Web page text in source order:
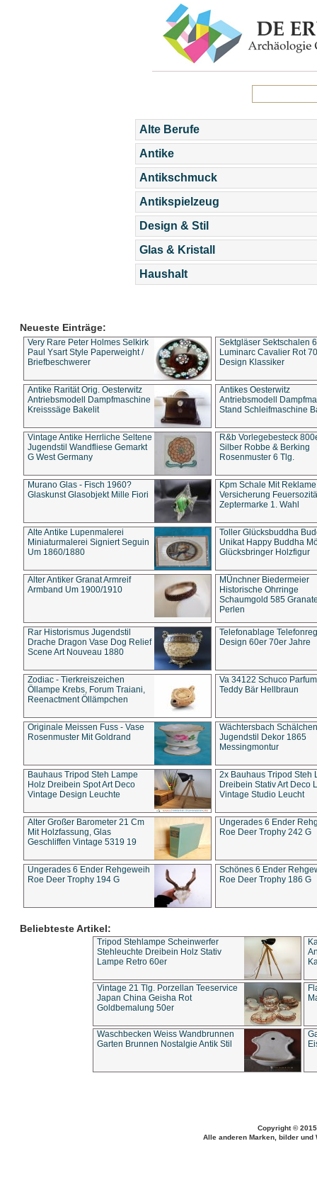
Alte Berufe
Antike
Antikschmuck
Antikspielzeug
Design & Stil
Glas & Kristall
Haushalt
Neueste Einträge:
Very Rare Peter Holmes Selkirk
Paul Ysart Style Paperweight /
Briefbeschwerer
Sektgläser Sektschalen
Luminarc Cavalier Rot
Design Klassiker
Antike Rarität Orig. Oesterwitz
Antriebsmodell Dampfmaschine
Kreisssäge Bakelit
Antikes Oesterwitz
Antriebsmodell
Stand Schleifmaschine
Vintage Antike Herrliche Seltene
Jugendstil Wandfliese Gemarkt
G West Germany
R&b Vorlegebesteck
Silber Robbe & Berking
Rosenmuster 6 Tlg.
Murano Glas - Fisch 1960?
Glaskunst Glasobjekt Mille Fiori
Kpm Schale Mit Reklame
Versicherung
Zeptermarke 1. Wahl
Alte Antike Lupenmalerei
Miniaturmalerei Signiert Seguin
Um 1860/1880
Toller Glücksbuddha
Unikat Happy Buddha
Glücksbringer Holzfigur
Alter Antiker Granat Armreif
Armband Um 1900/1910
MÜnchner Biedermeier
Historische Ohrringe
Schaumgold 585
Perlen
Rar Historismus Jugendstil
Drache Dragon Vase Dog Relief
Scene Art Nouveau 1880
Telefonablage
Design 60er 70er Jahre
Zodiac - Tierkreiszeichen
Öllampe Krebs, Forum Traiani,
Reenactment Öllämpchen
Va 34122 Schuco
Teddy Bär Hellbraun
Originale Meissen Fuss - Vase
Rosenmuster Mit Goldrand
Wächtersbach Schälchen
Jugendstil Dekor 1865
Messingmontur
Bauhaus Tripod Steh Lampe
Holz Dreibein Spot Art Deco
Vintage Design Leuchte
2x Bauhaus Tripod Steh
Dreibein Stativ Art Deco
Vintage Studio Leucht
Alter Großer Barometer 21 Cm
Mit Holzfassung, Glas
Geschliffen Vintage 5319 19
Ungerades 6 Ender
Roe Deer Trophy 242 G
Ungerades 6 Ender Rehgeweih
Roe Deer Trophy 194 G
Schönes 6 Ender
Roe Deer Trophy 186 G
Beliebteste Artikel:
Tripod Stehlampe Scheinwerfer
Stehleuchte Dreibein Holz Stativ
Lampe Retro 60er
Vintage 21 Tlg. Porzellan Teeservice
Japan China Geisha Rot
Goldbemalung 50er
Waschbecken Weiss Wandbrunnen
Garten Brunnen Nostalgie Antik Stil
Copyright ©
Alle anderen Marken, bilder und